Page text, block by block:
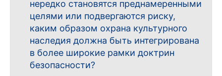
нередко становятся преднамеренными
целями или подвергаются риску,
каким образом охрана культурного
наследия должна быть интегрирована
в более широкие рамки доктрин
безопасности?